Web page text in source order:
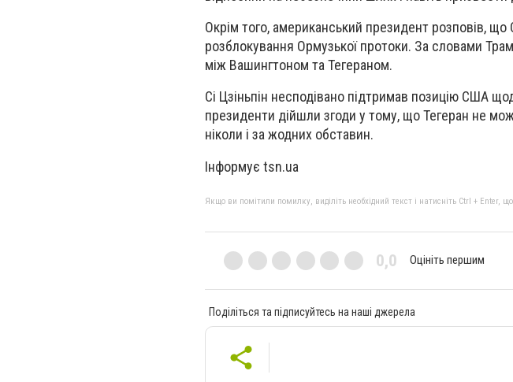
Окрім того, американський президент розповів,
розблокування Ормузької протоки. За словами
між Вашингтоном та Тегераном.
Сі Цзіньпін несподівано підтримав позицію США
президенти дійшли згоди у тому, що Тегеран не
ніколи і за жодних обставин.
Інформує tsn.ua
Якщо ви помітили помилку, виділіть необхідний текст і натисніть Ctrl + Enter,
0,0 Оцініть першим
Поділіться та підписуйтесь на наші джерела